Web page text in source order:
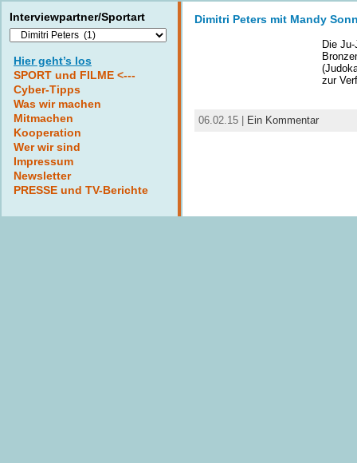
Interviewpartner/Sportart
Interviewpartner/Sportart
Hier geht’s los
SPORT und FILME <---
Cyber-Tipps
Was wir machen
Mitmachen
Kooperation
Wer wir sind
Impressum
Newsletter
PRESSE und TV-Berichte
Dimitri Peters mit Mandy
Die
zur
06.02.15 | Ein Kommentar